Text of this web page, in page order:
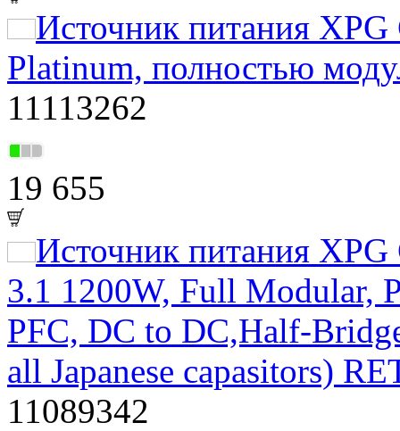
Источник питания
Platinum, полностью
11113262
19 655
Источник питания
3.1 1200W, Full Modular,
PFC, DC to DC,Half-
all Japanese capasitors)
11089342